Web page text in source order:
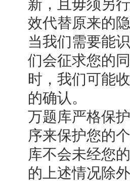
新，且毋须另
效代替原来的隐
当我们需要能
们会征求您的
时，我们可能
的确认。
万题库严格保
序来保护您的
库不会未经您
的上述情况除外